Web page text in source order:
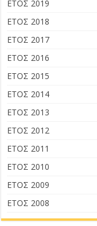
ΕΤΟΣ 2019
ΕΤΟΣ 2018
ΕΤΟΣ 2017
ΕΤΟΣ 2016
ΕΤΟΣ 2015
ΕΤΟΣ 2014
ΕΤΟΣ 2013
ΕΤΟΣ 2012
ΕΤΟΣ 2011
ΕΤΟΣ 2010
ΕΤΟΣ 2009
ΕΤΟΣ 2008